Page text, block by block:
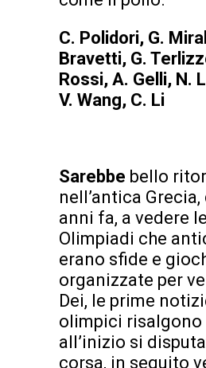
C. Polidori, G.
Bravetti, G.
Rossi, A. Gelli, N.
V. Wang, C. Li
Sarebbe bello
nell’antica
anni fa, a vedere
Olimpiadi che
erano sfide e
organizzate per
Dei, le prime
olimpici risalgono
all’inizio si
corsa, in seguito